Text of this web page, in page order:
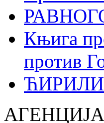
Књига
против